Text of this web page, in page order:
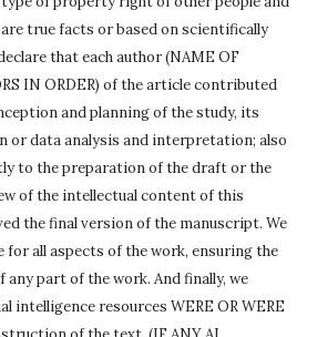
true facts or based on scientifically
that each author (NAME OF
IN ORDER) of the article contributed
and planning of the study, its
or data analysis and interpretation; also
to the preparation of the draft or the
of the intellectual content of this
the final version of the manuscript. We
for all aspects of the work, ensuring the
part of the work. And finally, we
intelligence resources WERE OR WERE